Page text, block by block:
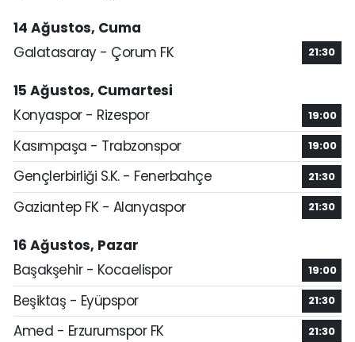
14 Ağustos, Cuma
Galatasaray - Çorum FK
21:30
15 Ağustos, Cumartesi
Konyaspor - Rizespor
19:00
Kasımpaşa - Trabzonspor 19:00
Gençlerbirliği S.K. - Fenerbahçe 21:30
Gaziantep FK - Alanyaspor 21:30
16 Ağustos, Pazar
Başakşehir - Kocaelispor
19:00
Beşiktaş - Eyüpspor 21:30
Amed - Erzurumspor FK 21:30